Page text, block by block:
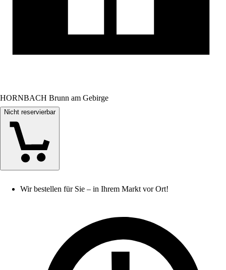
HORNBACH Brunn am Gebirge
Nicht reservierbar
Wir bestellen für Sie – in Ihrem Markt vor Ort!